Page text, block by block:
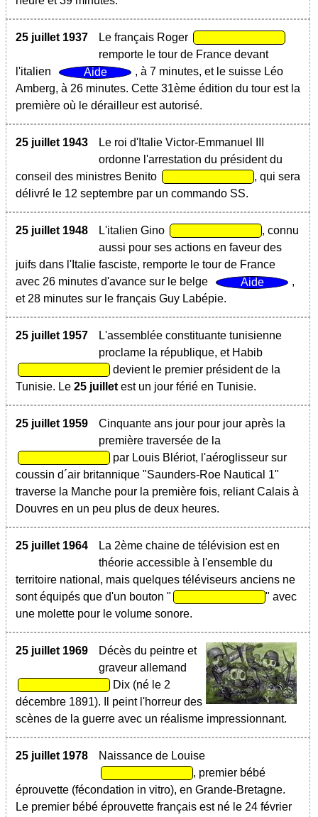
25 juillet 1937
Le français Roger
remporte le tour de France devant
l'italien
, à 7 minutes, et le suisse Léo
Amberg, à 26 minutes. Cette 31ème édition du tour est la
première où le dérailleur est autorisé.
25 juillet 1943
Le roi d'Italie Victor-Emmanuel III
ordonne l'arrestation du président du
conseil des ministres Benito
, qui sera
délivré le 12 septembre par un commando SS.
25 juillet 1948 L'italien Gino
, connu
aussi pour ses actions en faveur des
juifs dans l'Italie fasciste, remporte le tour de France
avec 26 minutes d'avance sur le belge
,
et 28 minutes sur le français Guy Labépie.
25 juillet 1957
L'assemblée constituante tunisienne
proclame la république, et Habib
devient le premier président de la
Tunisie. Le 25 juilletest un jour férié en Tunisie.
25 juillet 1959
Cinquante ans jour pour jour après la
première traversée de la
par Louis Blériot, l'aéroglisseur sur
coussin d´air britannique "Saunders-Roe Nautical 1"
traverse la Manche pour la première fois, reliant Calais à
Douvres en un peu plus de deux heures.
25 juillet 1964
La 2ème chaine de télévision est en
théorie accessible à l'ensemble du
territoire national, mais quelques téléviseurs anciens ne
sont équipés que d'un bouton "
" avec
une molette pour le volume sonore.
25 juillet 1969
Décès du peintre et
graveur allemand
Dix (né le 2
décembre 1891). Il peint l'horreur des
scènes de la guerre avec un réalisme impressionnant.
25 juillet 1978
Naissance de Louise
, premier bébé
éprouvette (fécondation in vitro), en Grande-Bretagne.
Le premier bébé éprouvette français est né le 24 février